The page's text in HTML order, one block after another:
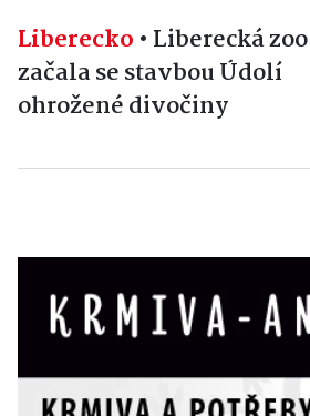
Liberecko • Liberecká zoo
začala se stavbou Údolí
ohrožené divočiny